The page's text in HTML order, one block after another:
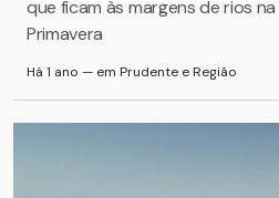
que ficam às margens de rios
Primavera
Há 1 ano — em Prudente e Região